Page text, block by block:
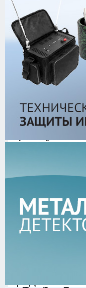
оборудование
Контроль доступа
Каталог/
БАГЕТ-4
Кол-во
0.0/5оценка